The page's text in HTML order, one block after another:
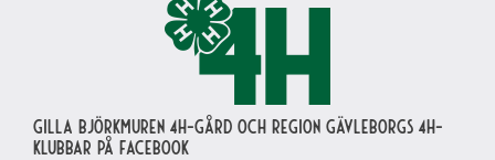
Gilla Björkmuren 4H-gård och region Gävleborgs 4H-
klubbar på Facebook